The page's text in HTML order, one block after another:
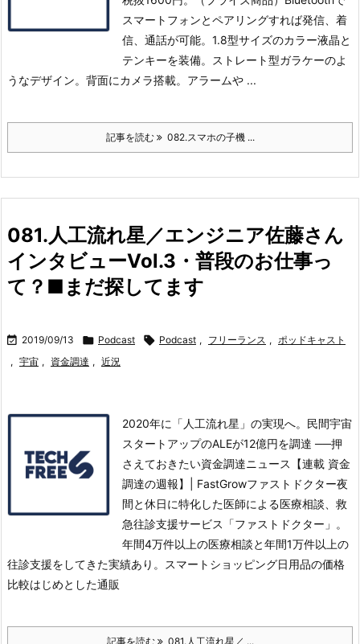
スマートフォンとペアリングすれば発信、着
信、通話が可能。 1.8型サイズのカラー液晶と
テンキーを装備。ストレート型ガラケーのよ
うなデザイン。 背面にカメラ搭載。アラームや ...
記事を読む 082.スマホの子機 ...
081.人工流れ星／エンジニア佐藤さん
インタビューVol.3・普段のお仕事っ
て？■まだ探してます
 2019/09/13  Podcast  Podcast , フリーランス , ポッドキャスト
, 宇宙 , 資金調達 , 近況
2020年に「人工流れ星」の実現へ。民間宇宙
スタートアップのALEが12億円を調達 ──押
さえておきたい資金調達ニュース【連載 資金
調達の週報】| FastGrowファストドクター夜
間と休日に特化した医師による医療相談、救
急往診支援サービス「ファストドクター」。
年間4万件以上の医療相談と年間1万件以上の
往診支援をしてきた実績あり。
スマートショッピング日用品の価格
比較はじめとした通販
記事を読む 081.人工流れ星／ ...